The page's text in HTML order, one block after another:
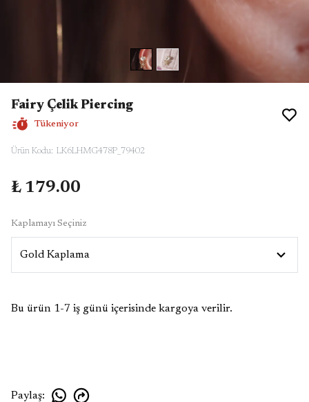
Fairy Çelik Piercing
Tükeniyor
Ürün Kodu: LK6LHMG478P_79402
₺ 179.00
Kaplamayı Seçiniz
Bu ürün 1-7 iş günü içerisinde kargoya verilir.
Paylaş: